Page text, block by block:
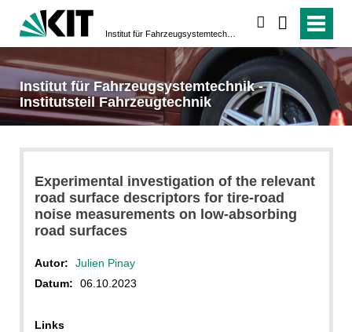
Institut für Fahrzeugsystemtechnik -
Institutsteil Fahrzeugtechnik
Experimental investigation of the relevant
road surface descriptors for tire-road
noise measurements on low-absorbing
road surfaces
Autor:
Julien Pinay
Datum:
06.10.2023
Links